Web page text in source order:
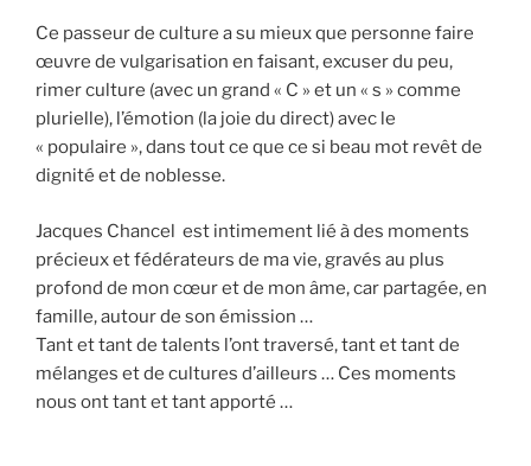
Ce passeur de culture a su mieux que personne faire
œuvre de vulgarisation en faisant, excuser du peu,
rimer culture (avec un grand « C » et un « s » comme
plurielle), l’émotion (la joie du direct) avec le
« populaire », dans tout ce que ce si beau mot revêt de
dignité et de noblesse.
Jacques Chancel est intimement lié à des moments
précieux et fédérateurs de ma vie, gravés au plus
profond de mon cœur et de mon âme, car partagée, en
famille, autour de son émission …
Tant et tant de talents l’ont traversé, tant et tant de
mélanges et de cultures d’ailleurs … Ces moments
nous ont tant et tant apporté …